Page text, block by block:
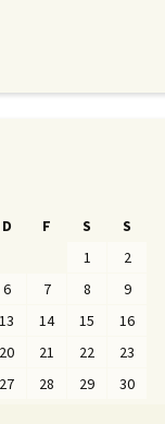
D F S S
1
2
6 7 8
9
13 14 15
16
20 21 22
23
27 28 29
30